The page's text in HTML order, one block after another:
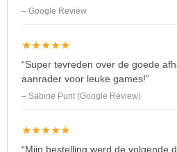
– Google Review
★★★★★
“Super tevreden over de goede
aanrader voor leuke games!”
– Sabine Punt (Google Review)
★★★★★
“Mijn bestelling werd de volgende